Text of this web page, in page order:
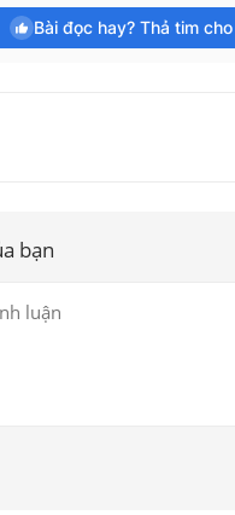
Bài đọc hay? Thả tim
bạn